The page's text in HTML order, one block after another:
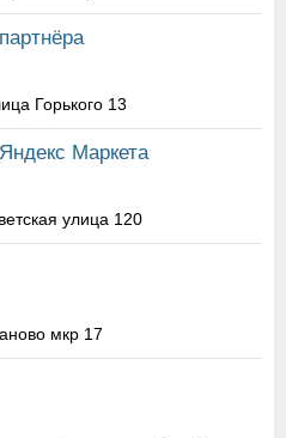
Горького 13
Маркета
улица 120
мкр 17